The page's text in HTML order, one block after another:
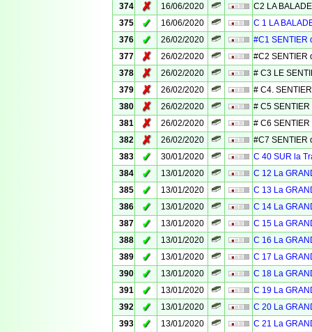
374
✗ 16/06/2020
C2 LA
375
✓ 16/06/2020
C 1 LA
376
✓ 26/02/2020
#C1 SENTIER
377
✗ 26/02/2020
#C2 SENTIER
378
✗ 26/02/2020
# C3 LE
379
✗ 26/02/2020
# C4.
380
✗ 26/02/2020
# C5
381
✗ 26/02/2020
# C6 SENTIER
382
✗ 26/02/2020
#C7 SENTIER
383
✓ 30/01/2020
C 40 SUR la
384
✓ 13/01/2020
C 12 La
385
✓ 13/01/2020
C 13 La
386
✓ 13/01/2020
C 14 La
387
✓ 13/01/2020
C 15 La
388
✓ 13/01/2020
C 16 La
389
✓ 13/01/2020
C 17 La
390
✓ 13/01/2020
C 18 La
391
✓ 13/01/2020
C 19 La
392
✓ 13/01/2020
C 20 La
393
✓ 13/01/2020
C 21 La